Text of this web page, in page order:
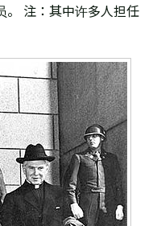
。 注：其中许多人担任